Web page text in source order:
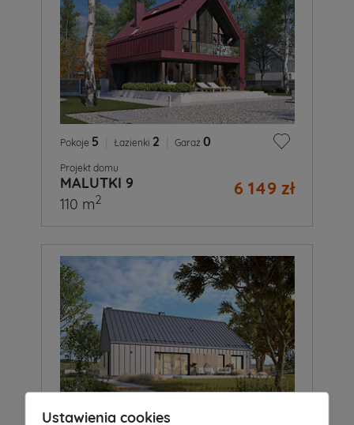
Pokoje 5 Łazienki 2 Garaż 0
Projekt domu
MALUTKI 9 6 149 zł
110 m2
Ustawienia cookies